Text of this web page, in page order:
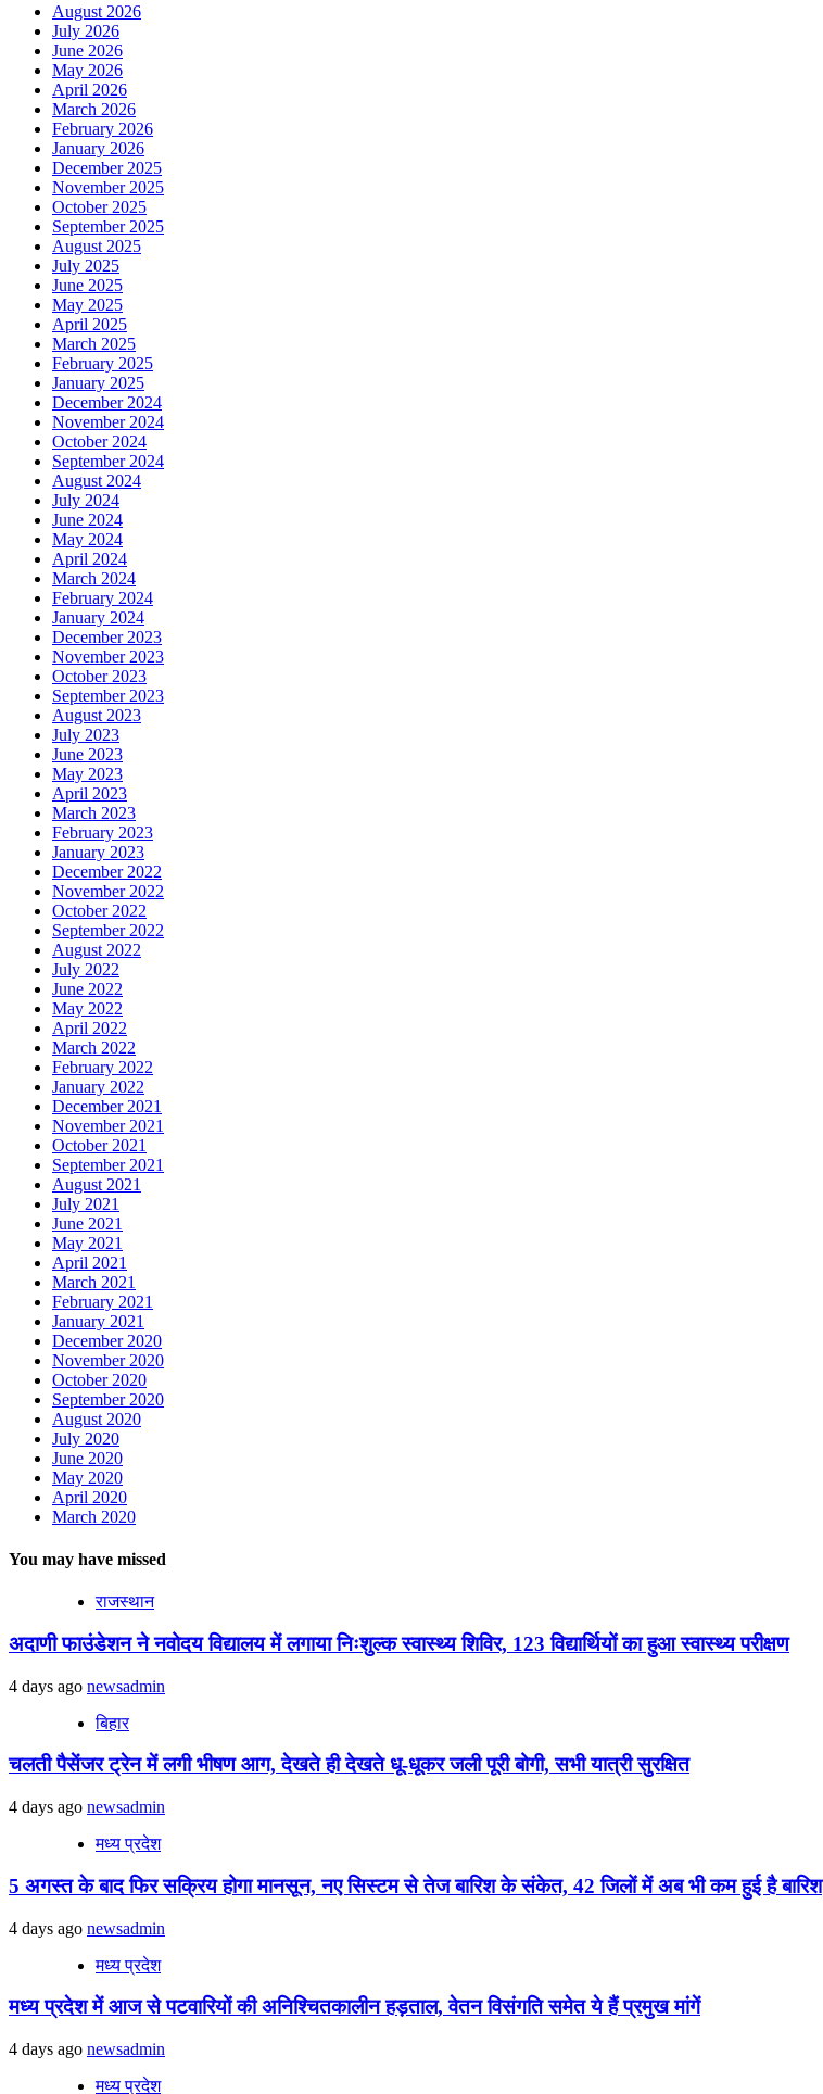
August 2026
July 2026
June 2026
May 2026
April 2026
March 2026
February 2026
January 2026
December 2025
November 2025
October 2025
September 2025
August 2025
July 2025
June 2025
May 2025
April 2025
March 2025
February 2025
January 2025
December 2024
November 2024
October 2024
September 2024
August 2024
July 2024
June 2024
May 2024
April 2024
March 2024
February 2024
January 2024
December 2023
November 2023
October 2023
September 2023
August 2023
July 2023
June 2023
May 2023
April 2023
March 2023
February 2023
January 2023
December 2022
November 2022
October 2022
September 2022
August 2022
July 2022
June 2022
May 2022
April 2022
March 2022
February 2022
January 2022
December 2021
November 2021
October 2021
September 2021
August 2021
July 2021
June 2021
May 2021
April 2021
March 2021
February 2021
January 2021
December 2020
November 2020
October 2020
September 2020
August 2020
July 2020
June 2020
May 2020
April 2020
March 2020
You may have missed
राजस्थान
अदाणी फाउंडेशन ने नवोदय विद्यालय में लगाया निःशुल्क स्वास्थ्य शिविर, 123 विद्यार्थियों का हुआ स्वास्थ्य परीक्षण
4 days ago newsadmin
बिहार
चलती पैसेंजर ट्रेन में लगी भीषण आग, देखते ही देखते धू-धूकर जली पूरी बोगी, सभी यात्री सुरक्षित
4 days ago newsadmin
मध्य प्रदेश
5 अगस्त के बाद फिर सक्रिय होगा मानसून, नए सिस्टम से तेज बारिश के संकेत, 42 जिलों में अब भी कम हुई है बारिश
4 days ago newsadmin
मध्य प्रदेश
मध्य प्रदेश में आज से पटवारियों की अनिश्चितकालीन हड़ताल, वेतन विसंगति समेत ये हैं प्रमुख मांगें
4 days ago newsadmin
मध्य प्रदेश